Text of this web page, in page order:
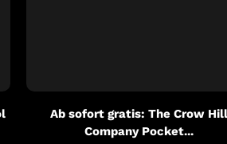
Ab sofort gratis: The Crow Hill
Company Pocket...